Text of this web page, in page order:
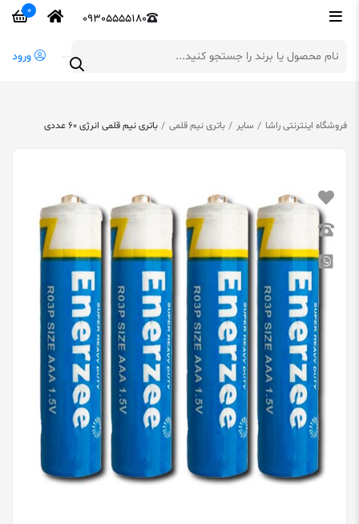
09305555180
0
ورود
فروشگاه اینترنتی راشا سایر باتری نیم قلمی باتری نیم قلمی انرژی 60 عددی